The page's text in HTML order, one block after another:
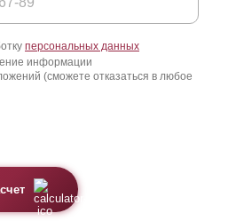
персональных данных
информации
(сможете отказаться в любое